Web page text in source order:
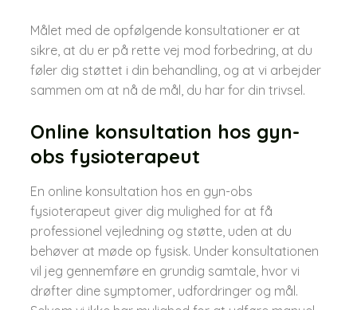
Målet med de opfølgende konsultationer er at
sikre, at du er på rette vej mod forbedring, at du
føler dig støttet i din behandling, og at vi arbejder
sammen om at nå de mål, du har for din trivsel.
Online konsultation hos gyn-
obs fysioterapeut
En online konsultation hos en gyn-obs
fysioterapeut giver dig mulighed for at få
professionel vejledning og støtte, uden at du
behøver at møde op fysisk. Under konsultationen
vil jeg gennemføre en grundig samtale, hvor vi
drøfter dine symptomer, udfordringer og mål.